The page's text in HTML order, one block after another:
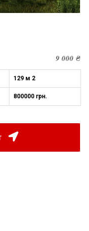
9 000₴
129 м 2
800000 грн.